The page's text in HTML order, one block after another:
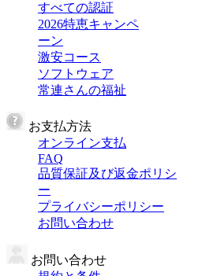
すべての認証
2026特恵キャンペ
ーン
激安コース
ソフトウェア
常連さんの福祉
お支払方法
オンライン支払
FAQ
品質保証及び返金ポリシ
ー
プライバシーポリシー
お問い合わせ
お問い合わせ